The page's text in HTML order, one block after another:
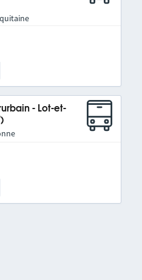
- Lot-et-